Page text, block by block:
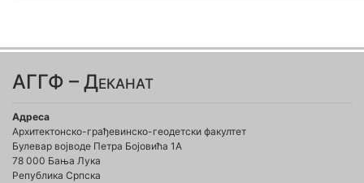
АГГФ – Деканат
Адреса
Архитектонско-грађевинско-геодетски факултет
Булевар војводе Петра Бојовића 1A
78 000 Бања Лука
Република Српска